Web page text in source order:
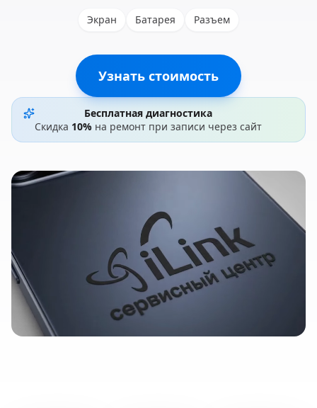
Экран Батарея Разъем
Узнать стоимость
Бесплатная диагностика
Скидка 10% на ремонт при записи через сайт